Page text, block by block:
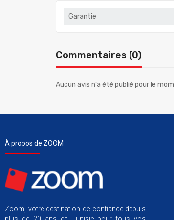
Garantie
Commentaires (0)
Aucun avis n'a été publié pour le
À propos de ZOOM
Zoom, votre destination de confiance depuis